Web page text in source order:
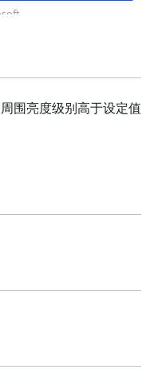
围亮度级别高于设定值